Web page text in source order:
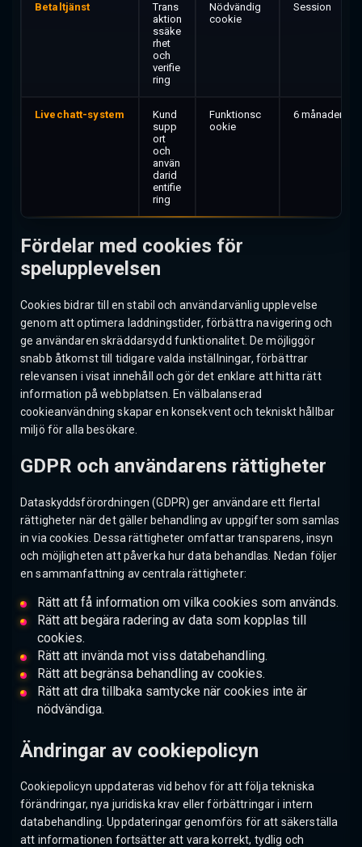
Betaltjänst
Trans
aktion
ssäke
rhet
och
verifie
ring
Nödvändig
cookie
Session
Livechatt-system
Kund
supp
ort
och
använ
darid
entifie
ring
Funktionsc
ookie
6 månader
Fördelar med cookies för
spelupplevelsen
Cookies bidrar till en stabil och användarvänlig upplevelse
genom att optimera laddningstider, förbättra navigering och
ge användaren skräddarsydd funktionalitet. De möjliggör
snabb åtkomst till tidigare valda inställningar, förbättrar
relevansen i visat innehåll och gör det enklare att hitta rätt
information på webbplatsen. En välbalanserad
cookieanvändning skapar en konsekvent och tekniskt hållbar
miljö för alla besökare.
GDPR och användarens rättigheter
Dataskyddsförordningen (GDPR) ger användare ett flertal
rättigheter när det gäller behandling av uppgifter som samlas
in via cookies. Dessa rättigheter omfattar transparens, insyn
och möjligheten att påverka hur data behandlas. Nedan följer
en sammanfattning av centrala rättigheter:
Rätt att få information om vilka cookies som används.
Rätt att begära radering av data som kopplas till
cookies.
Rätt att invända mot viss databehandling.
Rätt att begränsa behandling av cookies.
Rätt att dra tillbaka samtycke när cookies inte är
nödvändiga.
Ändringar av cookiepolicyn
Cookiepolicyn uppdateras vid behov för att följa tekniska
förändringar, nya juridiska krav eller förbättringar i intern
databehandling. Uppdateringar genomförs för att säkerställa
att informationen fortsätter att vara korrekt, tydlig och